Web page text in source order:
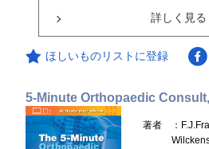
詳しく見る
ほしいものリストに登録
5-Minute Orthopaedic
著者
：